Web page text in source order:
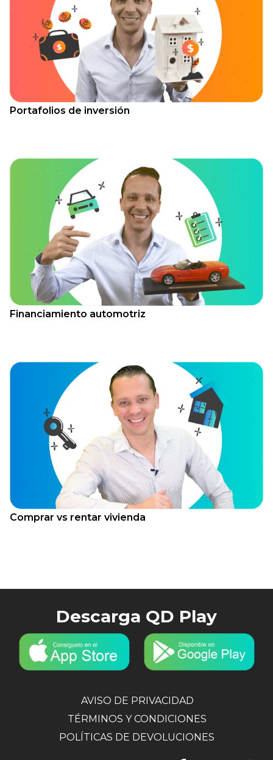
Portafolios de inversión
Financiamiento automotriz
Comprar vs rentar vivienda
Descarga QD Play
AVISO DE PRIVACIDAD
TÉRMINOS Y CONDICIONES
POLÍTICAS DE DEVOLUCIONES